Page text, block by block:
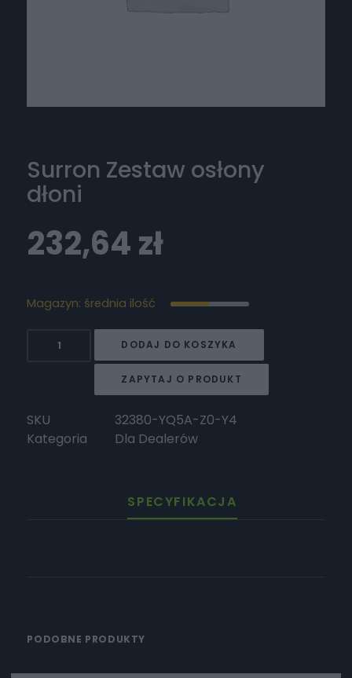
Surron Zestaw osłony
dłoni
232,64zł
Magazyn: średnia ilość
dłoni
DODAJ DO KOSZYKA
ZAPYTAJ O PRODUKT
SKU
32380-YQ5A-Z0-Y4
Kategoria
Dla Dealerów
SPECYFIKACJA
PODOBNE PRODUKTY